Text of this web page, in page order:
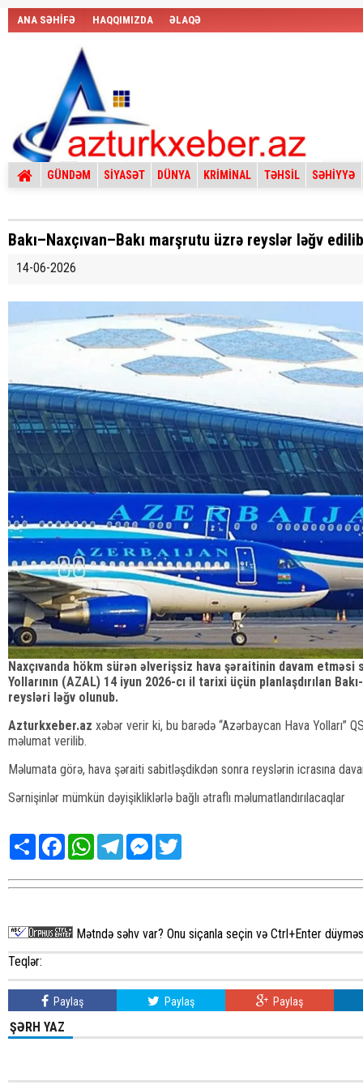
ANA SƏHİFƏ HAQQIMIZDA ƏLAQƏ
GÜNDƏM SİYASƏT DÜNYA KRİMİNAL TƏHSİL SƏHİYYƏ
Bakı–Naxçıvan–Bakı marşrutu üzrə reyslər ləğv edilib
14-06-2026
Naxçıvanda hökm sürən əlverişsiz hava şəraitinin davam etməsi
Yollarının (AZAL) 14 iyun 2026-cı il tarixi üçün planlaşdırılan
reysləri ləğv olunub.
Azturkxeber.az xəbər verir ki, bu barədə “Azərbaycan Hava Yolları”
məlumat verilib.
Məlumata görə, hava şəraiti sabitləşdikdən sonra reyslərin icrasına
Sərnişinlər mümkün dəyişikliklərlə bağlı ətraflı məlumatlandırılacaqlar
Share FacebookWhatsAppTelegramMessenger
Mətndə səhv var? Onu siçanla seçin və Ctrl+Enter
Teqlər:
Paylaş Paylaş Paylaş
ŞƏRH YAZ